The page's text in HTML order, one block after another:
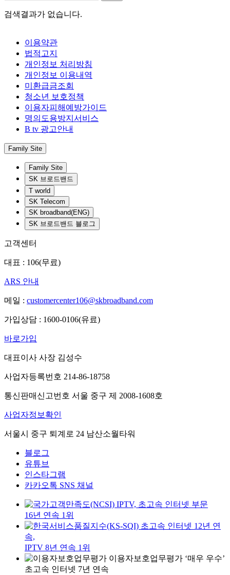
검색결과가 없습니다.
이용약관
법적고지
개인정보 처리방침
개인정보 이용내역
미환급금조회
청소년 보호정책
이용자피해예방가이드
명의도용방지서비스
B tv 광고안내
Family Site
Family Site
SK 브로드밴드
T world
SK Telecom
SK broadband(ENG)
SK 브로드밴드 블로그
고객센터
대표 : 106(무료)
ARS 안내
메일 : customercenter106@skbroadband.com
가입상담 : 1600-0106(유료)
바로가입
대표이사 사장 김성수
사업자등록번호 214-86-18758
통신판매신고번호 서울 중구 제 2008-1608호
사업자정보확인
서울시 중구 퇴계로 24 남산소월타워
블로그
유튜브
인스타그램
카카오톡 SNS 채널
IPTV, 초고속 인터넷 부문
16년 연속 1위
초고속 인터넷 12년 연
속,
IPTV 8년 연속 1위
이용자보호업무평가 ‘매우 우수’
초고속 인터넷 7년 연속